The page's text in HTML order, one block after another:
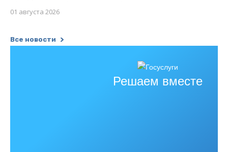
01 августа 2026
Все новости
Решаем вместе